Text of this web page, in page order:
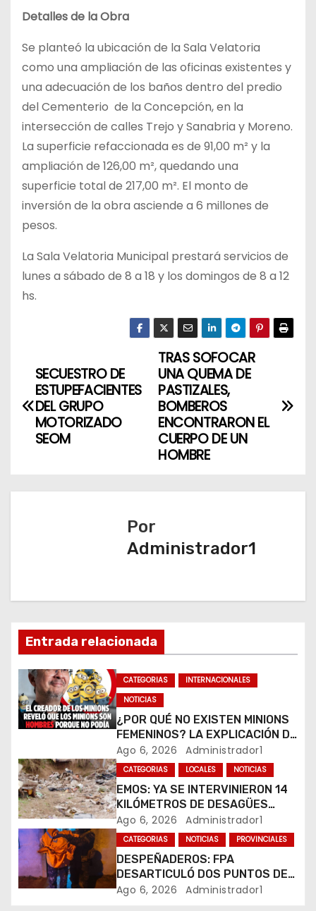
Detalles de la Obra
Se planteó la ubicación de la Sala Velatoria
como una ampliación de las oficinas existentes y
una adecuación de los baños dentro del predio
del Cementerio de la Concepción, en la
intersección de calles Trejo y Sanabria y Moreno.
La superficie refaccionada es de 91,00 m² y la
ampliación de 126,00 m², quedando una
superficie total de 217,00 m². El monto de
inversión de la obra asciende a 6 millones de
pesos.
La Sala Velatoria Municipal prestará servicios de
lunes a sábado de 8 a 18 y los domingos de 8 a 12
hs.
N
a
ó
n
d
e
e
t
r
a
d
a
TRAS SOFOCAR
UNA QUEMA DE
PASTIZALES,
BOMBEROS
ENCONTRARON EL
CUERPO DE UN
HOMBRE
SECUESTRO DE
ESTUPEFACIENTES
DEL GRUPO
MOTORIZADO
SEOM
Por
Administrador1
Entrada relacionada
CATEGORIAS
INTERNACIONALES
NOTICIAS
¿POR QUÉ NO EXISTEN MINIONS
FEMENINOS? LA EXPLICACIÓN DE
SU CREADOR QUE VOLVIÓ A
VIRALIZARSE
Ago 6, 2026 Administrador1
CATEGORIAS LOCALES NOTICIAS
EMOS: YA SE INTERVINIERON 14
KILÓMETROS DE DESAGÜES
PLUVIALES
Ago 6, 2026 Administrador1
CATEGORIAS NOTICIAS PROVINCIALES
DESPEÑADEROS: FPA
DESARTICULÓ DOS PUNTOS DE
VENTA DE DROGAS. TRES
Ago 6, 2026 Administrador1